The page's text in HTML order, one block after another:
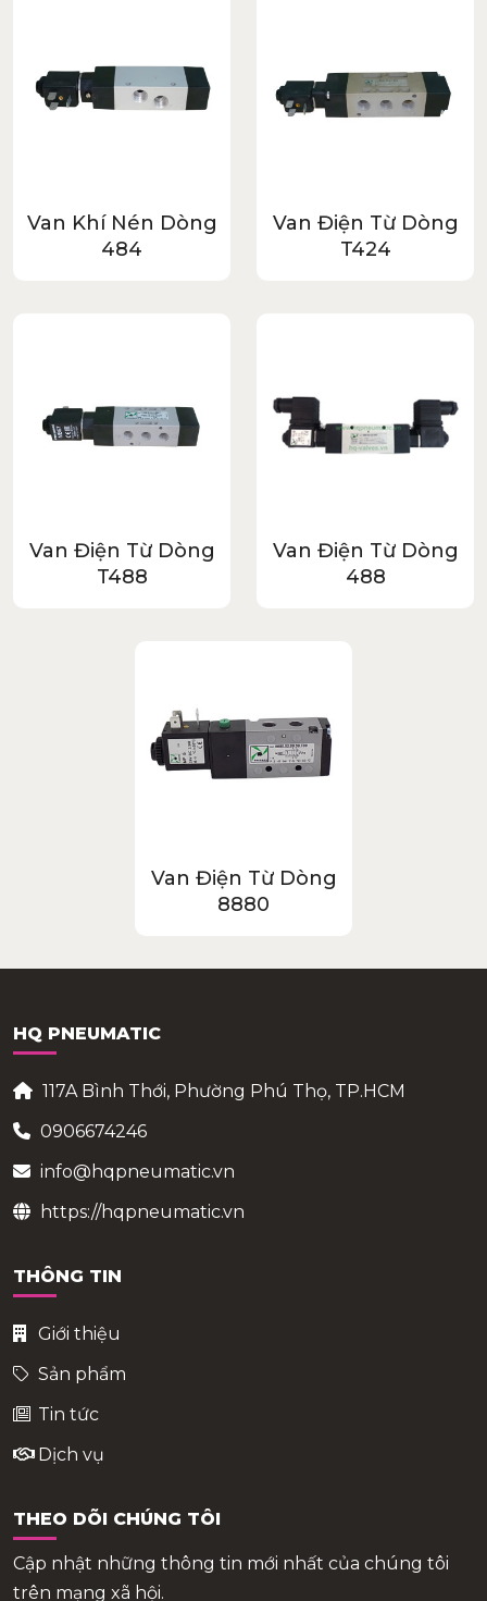
Van Khí Nén Dòng
484
Van Điện Từ Dòng
T424
Van Điện Từ Dòng
T488
Van Điện Từ Dòng
488
Van Điện Từ Dòng
8880
HQ PNEUMATIC
117A Bình Thới, Phường Phú Thọ, TP.HCM
0906674246
info@hqpneumatic.vn
https://hqpneumatic.vn
THÔNG TIN
Giới thiệu
Sản phẩm
Tin tức
Dịch vụ
THEO DÕI CHÚNG TÔI
Cập nhật những thông tin mới nhất của chúng tôi
trên mạng xã hội.